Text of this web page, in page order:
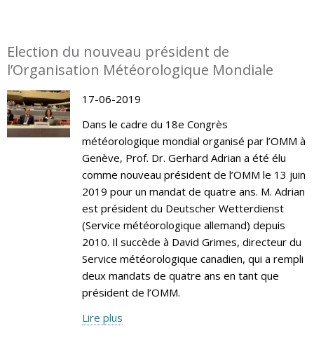
Election du nouveau président de
l’Organisation Météorologique Mondiale
17-06-2019
Dans le cadre du 18e Congrès
météorologique mondial organisé par l’OMM à
Genève, Prof. Dr. Gerhard Adrian a été élu
comme nouveau président de l’OMM le 13 juin
2019 pour un mandat de quatre ans. M. Adrian
est président du Deutscher Wetterdienst
(Service météorologique allemand) depuis
2010. Il succède à David Grimes, directeur du
Service météorologique canadien, qui a rempli
deux mandats de quatre ans en tant que
président de l’OMM.
Lire plus